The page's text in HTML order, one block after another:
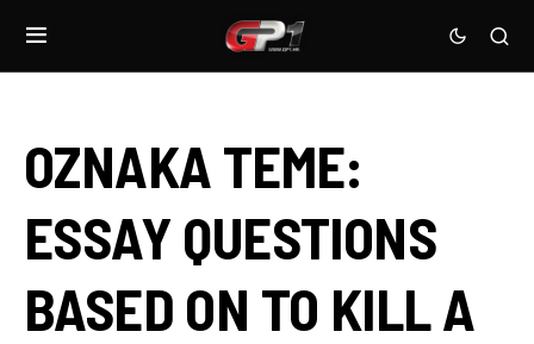
OZNAKA TEME:
ESSAY QUESTIONS
BASED ON TO KILL A